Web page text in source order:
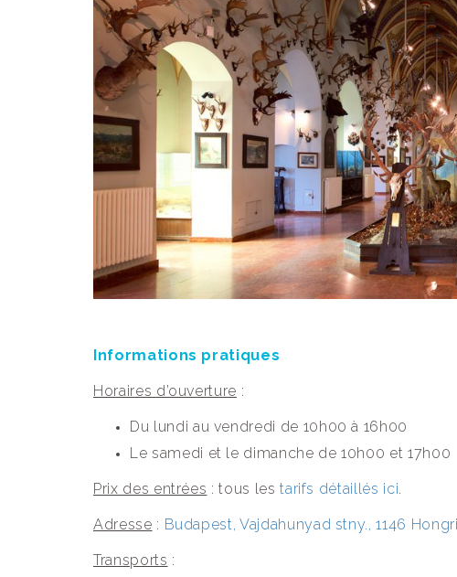
Informations pratiques
Horaires d’ouverture :
Du lundi au vendredi de 10h00 à 16h00
Le samedi et le dimanche de 10h00 et 17h00
Prix des entrées : tous lestarifs détaillés ici
Adresse : Budapest, Vajdahunyad stny., 1146
Transports :